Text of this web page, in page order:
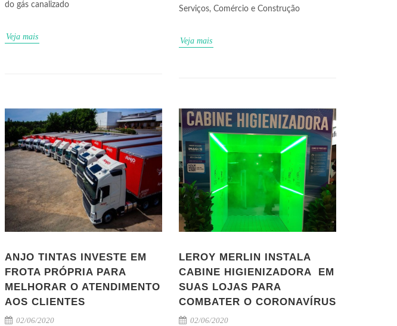
do gás canalizado
Veja mais
Serviços, Comércio e Construção
Veja mais
ANJO TINTAS INVESTE EM
FROTA PRÓPRIA PARA
MELHORAR O ATENDIMENTO
AOS CLIENTES
02/06/2020
LEROY MERLIN INSTALA
CABINE HIGIENIZADORA EM
SUAS LOJAS PARA
COMBATER O CORONAVÍRUS
02/06/2020